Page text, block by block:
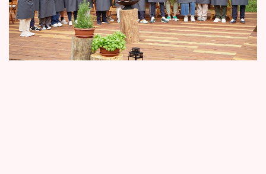
Sledujte prima+
Filmový festival Karlovy Vary
poroty v podání Zdeňka Pohlreicha a Martina
Svatka.